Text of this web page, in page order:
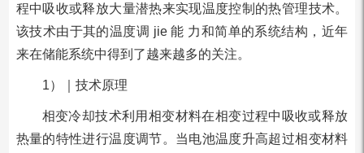
程中吸收或释放大量潜热来实现温度控制的热管理技术。
该技术由于其的温度调 jie 能 力和简单的系统结构，近年
来在储能系统中得到了越来越多的关注。
1）｜技术原理
相变冷却技术利用相变材料在相变过程中吸收或释放
热量的特性进行温度调节。当电池温度升高超过相变材料